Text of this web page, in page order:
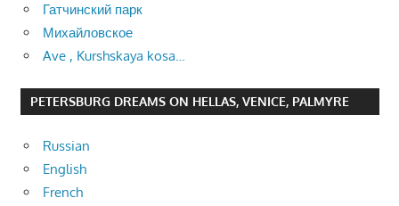
Гатчинский парк
Михайловское
Ave , Kurshskaya kosa…
PETERSBURG DREAMS ON HELLAS, VENICE, PALMYRE
Russian
English
French